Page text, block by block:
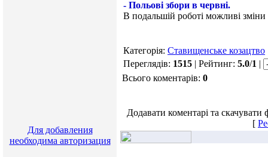
Для добавления
необходима авторизация
- Польові збори в червні.
В подальшій роботі можливі
Категорія: Ставищенське козацтво
Переглядів: 1515 | Рейтинг: 5.0/1 |
Всього коментарів: 0
Додавати коментарі та
[